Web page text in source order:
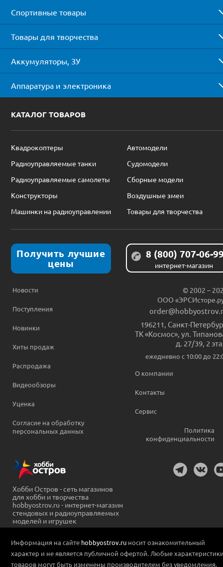
Спортивные товары
Товары для творчества
Аккумуляторы, ЗУ
Аппаратура и электроника
КАТАЛОГ ТОВАРОВ
Квадрокоптеры
Автомодели
Радиоуправляемые танки
Судомодели
Радиоуправляемые самолеты
Сборные модели
Конструкторы
Воздушные змеи
Машинки на радиоуправлении
Товары для творчества
Получить лучшие
цены
8 (800) 707-06-
интернет-магазин
Новости
Поступления
Новинки
Хиты продаж
Распродажа
Видеообзоры
Уценка
Согласие на обработку
персональных данных
© 2002 –
ООО
196211 Санкт-
ТК «Космос», ул.
д. 27/39, 2
ежедневно c 10:00 до
О компании
Контакты
Сервис
Политика
конфиденциальности
Хобби Остров - сеть магазинов
для хобби и творчества
hobbyostrov.ru - интернет-магазин
стендовых и радиоуправляемых
моделей и игрушек
Информация на сайте hobbyostrov.ru носит ознакомительный
характер и не является публичной офертой. Любые
товаров могут быть изменены производителем без уведомления.